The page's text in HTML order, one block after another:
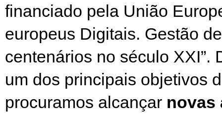
financiado pela União
europeus Digitais. Gestão
centenários no século XXI”.
um dos principais objetivos
procuramos alcançar novas